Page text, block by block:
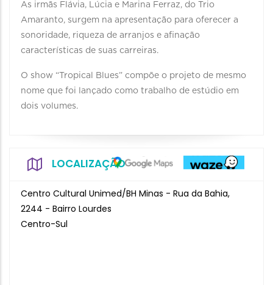
As irmãs Flávia, Lúcia e Marina Ferraz, do Trio
Amaranto, surgem na apresentação para oferecer a
sonoridade, riqueza de arranjos e afinação
características de suas carreiras.
O show “Tropical Blues” compõe o projeto de mesmo
nome que foi lançado como trabalho de estúdio em
dois volumes.
LOCALIZAÇÃO
Centro Cultural Unimed/BH Minas - Rua da Bahia,
2244 - Bairro Lourdes
Centro-Sul